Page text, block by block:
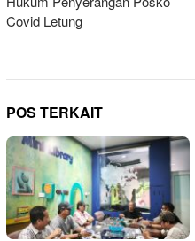
Covid Letung
POS TERKAIT